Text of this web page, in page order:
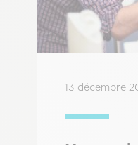
13 décembre